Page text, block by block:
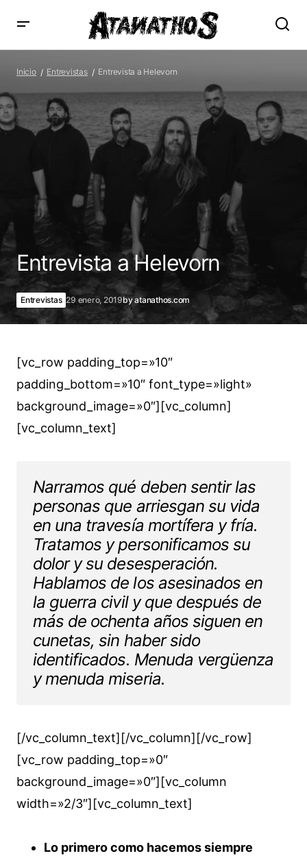
Inicio Entrevistas Entrevista a Helevorn
Entrevista a Helevorn
Entrevistas 29 enero, 2019byatanathos.com
[vc_row padding_top=»10″
padding_bottom=»10″ font_type=»light»
background_image=»0″][vc_column]
[vc_column_text]
Narramos qué deben sentir las
personas que arriesgan su vida
en una travesía mortífera y fría.
Tratamos y personificamos su
dolor y su desesperación.
Hablamos de los asesinados en
la guerra civil y que después de
más de ochenta años siguen en
cunetas, sin haber sido
identificados. Menuda vergüenza
y menuda miseria.
[/vc_column_text][/vc_column][/vc_row]
[vc_row padding_top=»0″
background_image=»0″][vc_column
width=»2/3″][vc_column_text]
Lo primero como hacemos siempre